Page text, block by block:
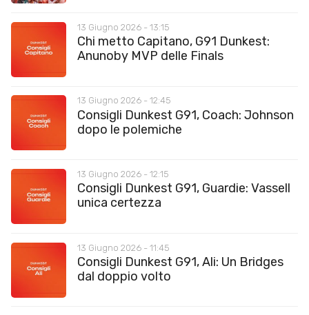
13 Giugno 2026 - 13:15
Chi metto Capitano, G91 Dunkest:
Anunoby MVP delle Finals
13 Giugno 2026 - 12:45
Consigli Dunkest G91, Coach: Johnson
dopo le polemiche
13 Giugno 2026 - 12:15
Consigli Dunkest G91, Guardie: Vassell
unica certezza
13 Giugno 2026 - 11:45
Consigli Dunkest G91, Ali: Un Bridges
dal doppio volto